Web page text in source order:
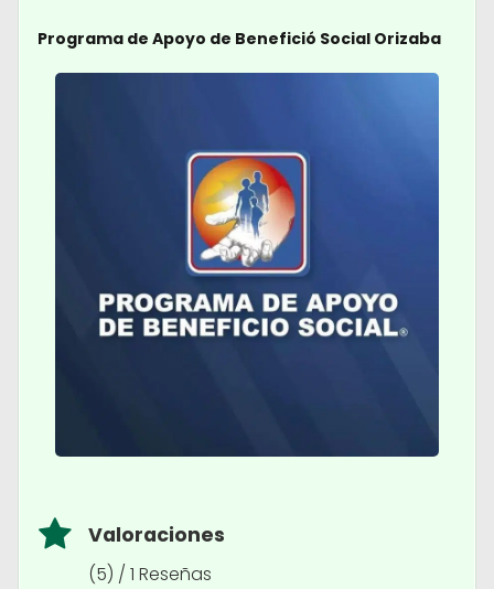
Programa de Apoyo de Benefició Social Orizaba
Valoraciones
(5) / 1 Reseñas